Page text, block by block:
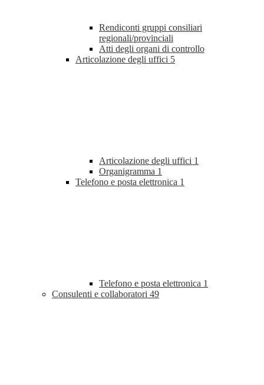
Rendiconti gruppi consiliari
regionali/provinciali
Atti degli organi di controllo
Articolazione degli uffici 5
Articolazione degli uffici 1
Organigramma 1
Telefono e posta elettronica 1
Telefono e posta elettronica 1
Consulenti e collaboratori 49